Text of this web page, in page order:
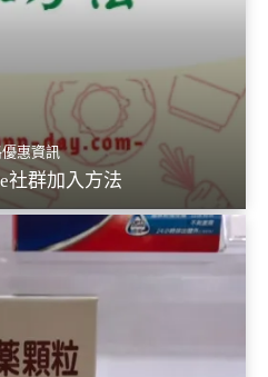
惠資訊
社群加入方法